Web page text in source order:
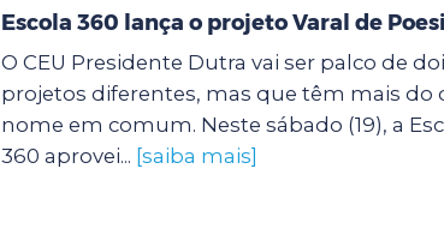
Escola 360 lança o projeto Varal de
O CEU Presidente Dutra vai ser palco de
projetos diferentes, mas que têm mais do
nome em comum. Neste sábado (19), a
360 aprovei... [saiba mais]